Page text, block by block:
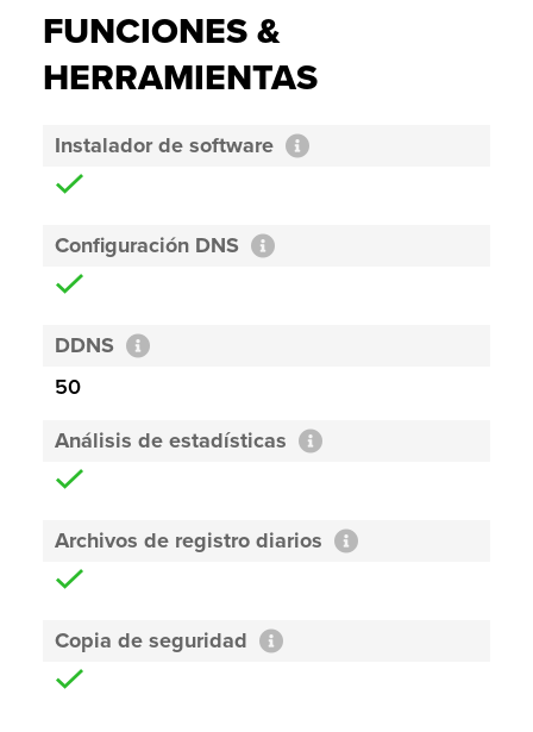
FUNCIONES &
HERRAMIENTAS
Instalador de software
Configuración DNS
DDNS
50
Análisis de estadísticas
Archivos de registro diarios
Copia de seguridad